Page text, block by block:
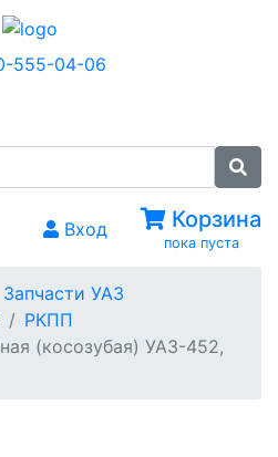
555-04-06
Вход Корзина
пока пуста
Запчасти УАЗ
РКПП
(косозубая) УАЗ-452,